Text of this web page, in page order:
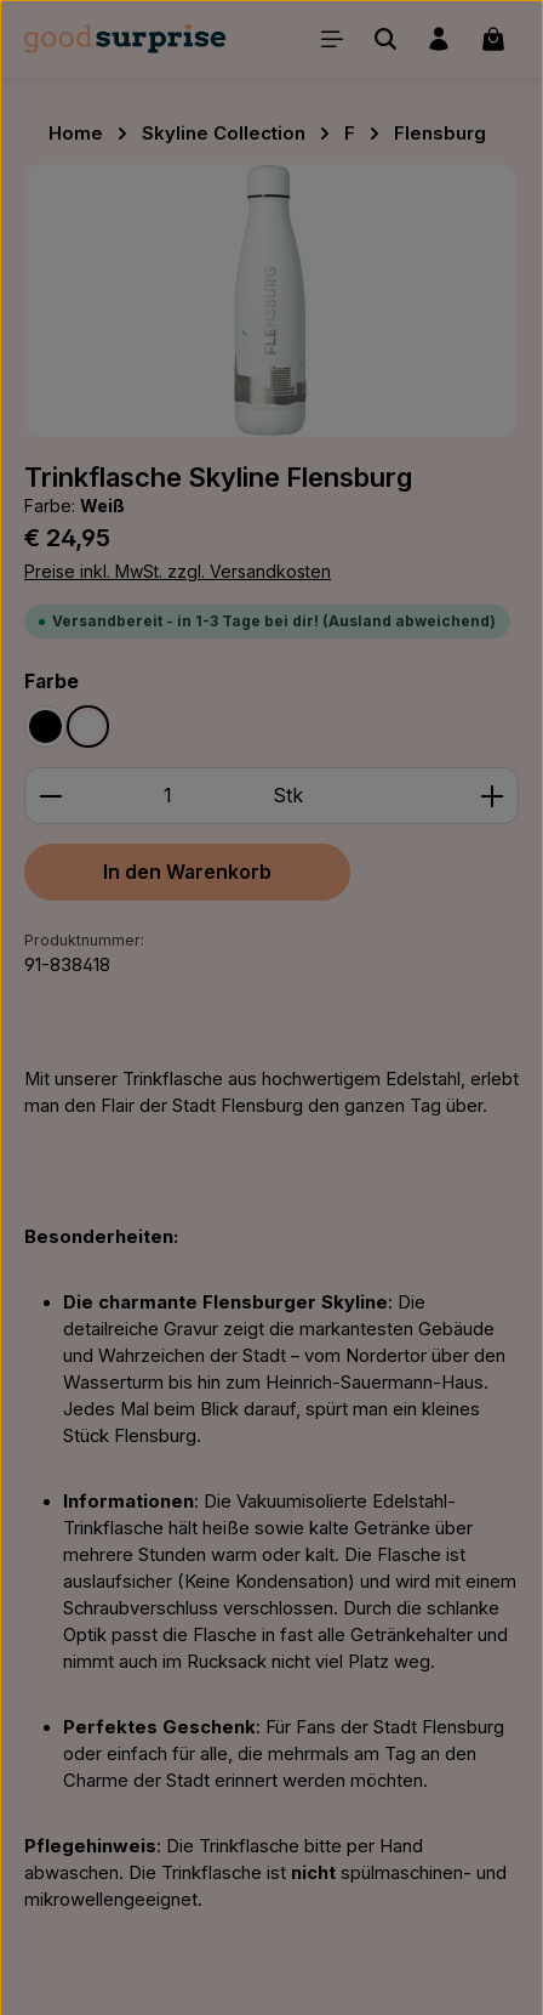
Zum Hauptinhalt springen
Home Skyline Collection F
Flensburg
Trinkflasche Skyline Flensburg
Farbe: Weiß
Regulärer Preis:
€ 24,95
Preise inkl. MwSt. zzgl. Versandkosten
Versandbereit - in 1-3 Tage bei dir! (Ausland abweichend)
Farbeauswählen
Schwarz
Weiß
Produkt Anzahl: Gib den gewünschten Wert ein
Stk
In den Warenkorb
Produktnummer:
91-838418
Mit unserer Trinkflasche aus hochwertigem Edelstahl, erlebt
man den Flair der Stadt Flensburg den ganzen Tag über.
Besonderheiten:
Die charmante Flensburger Skyline: Die
detailreiche Gravur zeigt die markantesten Gebäude
und Wahrzeichen der Stadt – vom Nordertor über den
Wasserturm bis hin zum Heinrich-Sauermann-Haus.
Jedes Mal beim Blick darauf, spürt man ein kleines
Stück Flensburg.
Informationen: Die Vakuumisolierte Edelstahl-
Trinkflasche hält heiße sowie kalte Getränke über
mehrere Stunden warm oder kalt. Die Flasche ist
auslaufsicher (Keine Kondensation) und wird mit einem
Schraubverschluss verschlossen. Durch die schlanke
Optik passt die Flasche in fast alle Getränkehalter und
nimmt auch im Rucksack nicht viel Platz weg.
Perfektes Geschenk: Für Fans der Stadt Flensburg
oder einfach für alle, die mehrmals am Tag an den
Charme der Stadt erinnert werden möchten.
Pflegehinweis: Die Trinkflasche bitte per Hand
abwaschen. Die Trinkflasche ist nicht spülmaschinen- und
mikrowellengeeignet.